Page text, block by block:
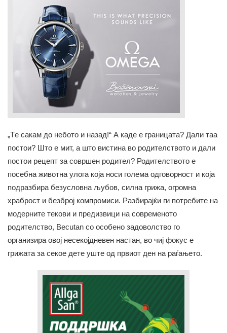
„Tе сакам до небото и назад!“ А каде е границата? Дали таа
постои? Што е мит, а што вистина во родителството и дали
постои рецепт за совршен родител? Родителството е
посебна животна улога која носи голема одговорност и која
подразбира безусловна љубов, силна грижа, огромна
храброст и безброј компромиси. Разбирајќи ги потребите на
модерните текови и предизвици на современото
родителство, Becutan со особено задоволство го
организира овој несекојдневен настан, во чиј фокус е
грижата за секое дете уште од првиот ден на раѓањето.